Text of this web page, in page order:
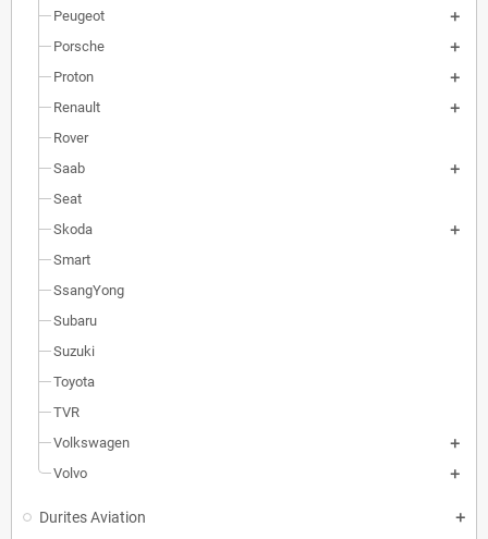
Peugeot
Porsche
Proton
Renault
Rover
Saab
Seat
Skoda
Smart
SsangYong
Subaru
Suzuki
Toyota
TVR
Volkswagen
Volvo
Durites Aviation